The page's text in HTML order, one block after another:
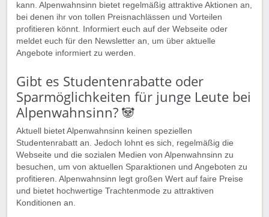
kann. Alpenwahnsinn bietet regelmäßig attraktive Aktionen an,
bei denen ihr von tollen Preisnachlässen und Vorteilen
profitieren könnt. Informiert euch auf der Webseite oder
meldet euch für den Newsletter an, um über aktuelle
Angebote informiert zu werden.
Gibt es Studentenrabatte oder
Sparmöglichkeiten für junge Leute bei
Alpenwahnsinn? 🐼
Aktuell bietet Alpenwahnsinn keinen speziellen
Studentenrabatt an. Jedoch lohnt es sich, regelmäßig die
Webseite und die sozialen Medien von Alpenwahnsinn zu
besuchen, um von aktuellen Sparaktionen und Angeboten zu
profitieren. Alpenwahnsinn legt großen Wert auf faire Preise
und bietet hochwertige Trachtenmode zu attraktiven
Konditionen an.